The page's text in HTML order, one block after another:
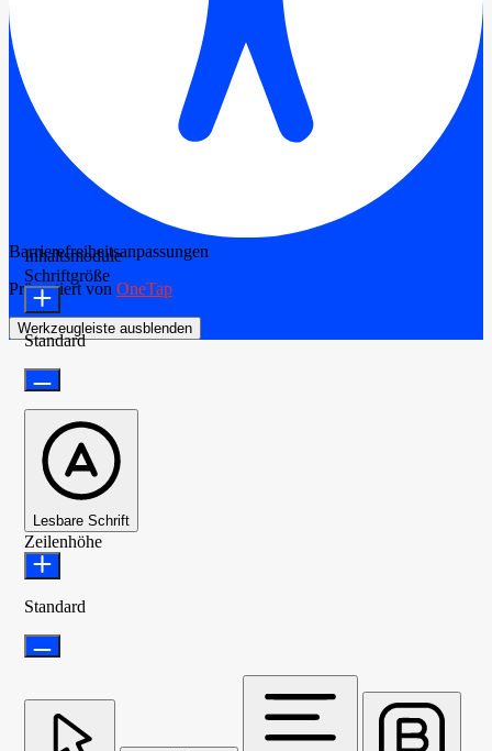
Barrierefreiheitsanpassungen
Präsentiert von OneTap
Werkzeugleiste ausblenden
Inhaltsmodule
Schriftgröße
Standard
Lesbare Schrift
Zeilenhöhe
Standard